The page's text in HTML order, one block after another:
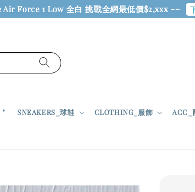
Air Force 1 Low 全白 挑戰全網最低價$2,xxx ~~
" SNEAKERS_球鞋 CLOTHING_服飾 ACC_